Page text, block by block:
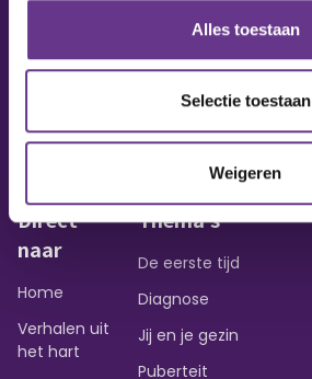
Alles toestaan
Selectie toestaan
Weigeren
Vraag of opmerking?
Heb je een vraag of wil je iets delen?
Contact opnemen
Direct
naar
Home
Verhalen uit
het hart
Thema's
De eerste tijd
Diagnose
Jij en je gezin
Puberteit